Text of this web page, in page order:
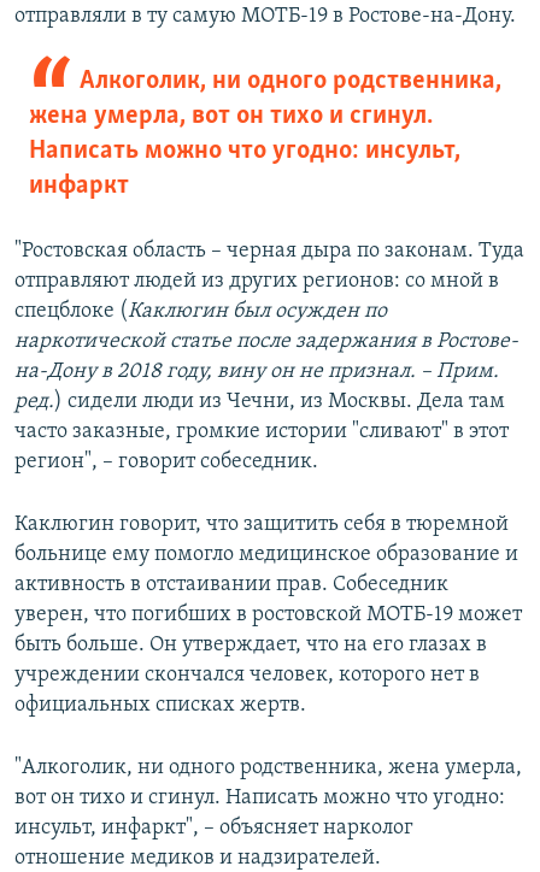
отправляли в ту самую МОТБ-19 в Ростове-на-Дону.
Алкоголик, ни одного родственника,
жена умерла, вот он тихо и сгинул.
Написать можно что угодно: инсульт,
инфаркт
"Ростовская область – черная дыра по законам. Туда
отправляют людей из других регионов: со мной в
спецблоке (Каклюгин был осужден по
наркотической статье после задержания в Ростове-
на-Дону в 2018 году, вину он не признал. – Прим.
ред.) сидели люди из Чечни, из Москвы. Дела там
часто заказные, громкие истории "сливают" в этот
регион", – говорит собеседник.
Каклюгин говорит, что защитить себя в тюремной
больнице ему помогло медицинское образование и
активность в отстаивании прав. Собеседник
уверен, что погибших в ростовской МОТБ-19 может
быть больше. Он утверждает, что на его глазах в
учреждении скончался человек, которого нет в
официальных списках жертв.
"Алкоголик, ни одного родственника, жена умерла,
вот он тихо и сгинул. Написать можно что угодно:
инсульт, инфаркт", – объясняет нарколог
отношение медиков и надзирателей.